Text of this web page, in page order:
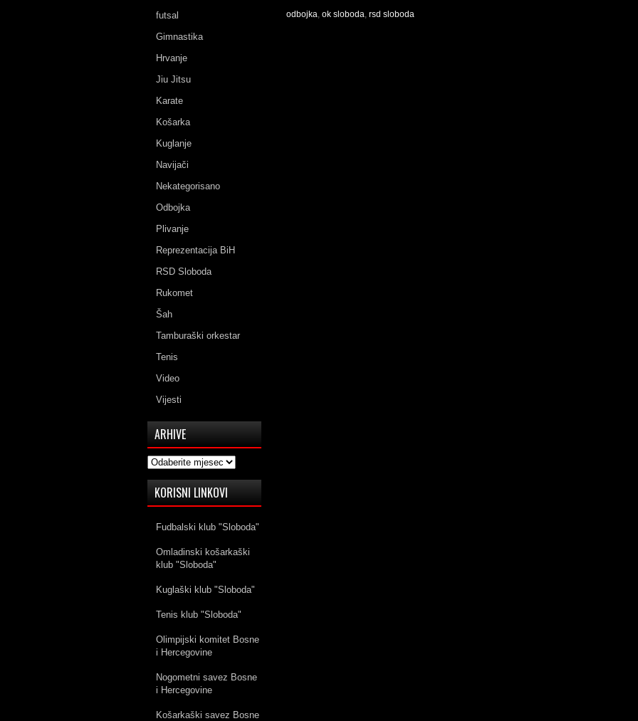
odbojka, ok sloboda, rsd sloboda
futsal
Gimnastika
Hrvanje
Jiu Jitsu
Karate
Košarka
Kuglanje
Navijači
Nekategorisano
Odbojka
Plivanje
Reprezentacija BiH
RSD Sloboda
Rukomet
Šah
Tamburaški orkestar
Tenis
Video
Vijesti
ARHIVE
Arhive
KORISNI LINKOVI
Fudbalski klub "Sloboda"
Omladinski košarkaški
klub "Sloboda"
Kuglaški klub "Sloboda"
Tenis klub "Sloboda"
Olimpijski komitet Bosne
i Hercegovine
Nogometni savez Bosne
i Hercegovine
Košarkaški savez Bosne